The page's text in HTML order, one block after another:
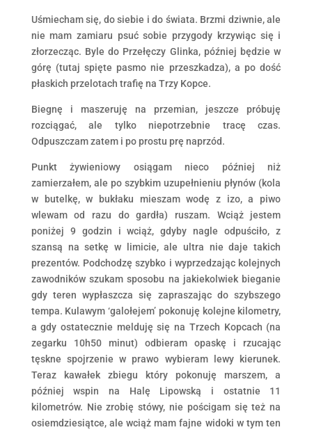
Uśmiecham się, do siebie i do świata. Brzmi dziwnie, ale
nie mam zamiaru psuć sobie przygody krzywiąc się i
złorzecząc. Byle do Przełęczy Glinka, później będzie w
górę (tutaj spięte pasmo nie przeszkadza), a po dość
płaskich przelotach trafię na Trzy Kopce.
Biegnę i maszeruję na przemian, jeszcze próbuję
rozciągać, ale tylko niepotrzebnie tracę czas.
Odpuszczam zatem i po prostu prę naprzód.
Punkt żywieniowy osiągam nieco później niż
zamierzałem, ale po szybkim uzupełnieniu płynów (kola
w butelkę, w bukłaku mieszam wodę z izo, a piwo
wlewam od razu do gardła) ruszam. Wciąż jestem
poniżej 9 godzin i wciąż, gdyby nagle odpuściło, z
szansą na setkę w limicie, ale ultra nie daje takich
prezentów. Podchodzę szybko i wyprzedzając kolejnych
zawodników szukam sposobu na jakiekolwiek bieganie
gdy teren wypłaszcza się zapraszając do szybszego
tempa. Kulawym ‘galołejem’ pokonuję kolejne kilometry,
a gdy ostatecznie melduję się na Trzech Kopcach (na
zegarku 10h50 minut) odbieram opaskę i rzucając
tęskne spojrzenie w prawo wybieram lewy kierunek.
Teraz kawałek zbiegu który pokonuję marszem, a
później wspin na Halę Lipowską i ostatnie 11
kilometrów. Nie zrobię stówy, nie pościgam się też na
osiemdziesiątce, ale wciąż mam fajne widoki w tym ten